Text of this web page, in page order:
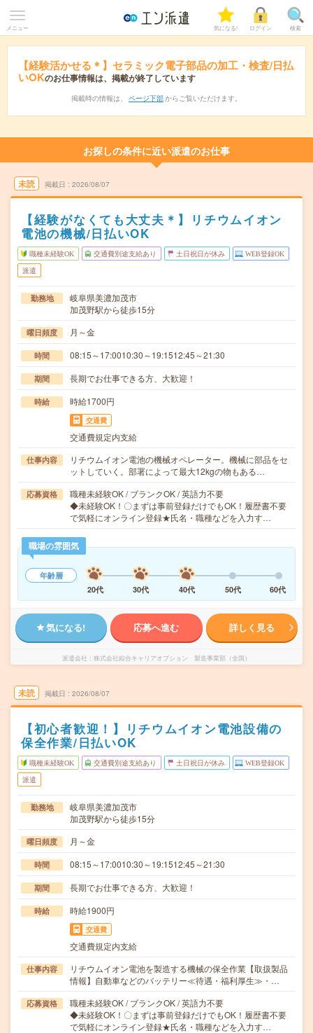
メニュー 気になる! ログイン 検索
【経験活かせる＊】セラミック電子部品の加工・検査/日払
いOKのお仕事情報は、掲載が終了しています
掲載時の情報は、 ページ下部 からご覧いただけます。
お探しの条件に近い派遣のお仕事
未読 掲載日 2026/08/07
【経験がなくても大丈夫＊】リチウムイオン
電池の機械/日払いOK
職種未経験OK 交通費別途支給あり 土日祝日が休み WEB登録OK
派遣
勤務地
岐阜県美濃加茂市
加茂野駅から徒歩15分
曜日頻度 月～金
時間 08:15～17:0010:30～19:1512:45～21:30
期間 長期でお仕事できる方、大歓迎！
時給 時給1700円
交通費
交通費規定内支給
仕事内容
リチウムイオン電池の機械オペレーター。機械に部品をセ
ットしていく。部署によって最大12kgの物もある…
応募資格
職種未経験OK / ブランクOK / 英語力不要
◆未経験OK！〇まずは事前登録だけでもOK！履歴書不要
で気軽にオンライン登録★氏名・職種などを入力す…
職場の雰囲気
年齢層
20代
30代 40代 50代 60代
気になる! 応募へ進む 詳しく見る
派遣会社 株式会社綜合キャリアオプション 製造事業部（全国）
未読 掲載日 2026/08/07
【初心者歓迎！】リチウムイオン電池設備の
保全作業/日払いOK
職種未経験OK 交通費別途支給あり 土日祝日が休み WEB登録OK
派遣
勤務地
岐阜県美濃加茂市
加茂野駅から徒歩15分
曜日頻度 月～金
時間 08:15～17:0010:30～19:1512:45～21:30
期間 長期でお仕事できる方、大歓迎！
時給 時給1900円
交通費
交通費規定内支給
仕事内容
リチウムイオン電池を製造する機械の保全作業【取扱製品
情報】自動車などのバッテリー≪待遇・福利厚生≫・…
応募資格
職種未経験OK / ブランクOK / 英語力不要
◆未経験OK！〇まずは事前登録だけでもOK！履歴書不要
で気軽にオンライン登録★氏名・職種などを入力す…